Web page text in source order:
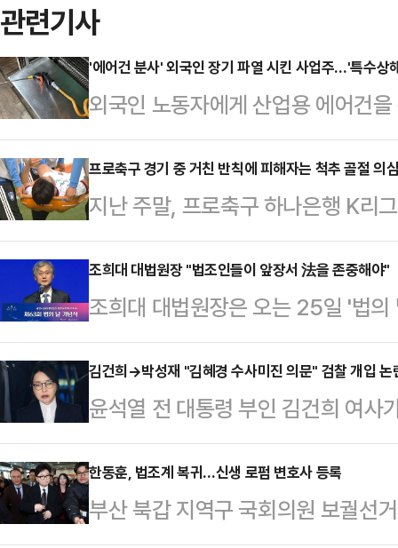
관련기사
'에어건 분사' 외국인 장기 파열 시킨 사업주…'특수
외국인 노동자에게 산업용 에어건
경찰은 구체적인 사건 조사를 진행
범행에 사용된 '에어건'이 위험한
게 적용될 것으로 전망된다. 법조계
실형을 피하기 어렵다고 봤다.전날
는 특수상해 등 혐의를 받은 화성시
씨(60대)에 대한 구속 전 피의자심
다. 증거 인멸 및 도주…
프로축구 경기 중 거친 반칙에 피해자는 척추 골절
지난 주말, 프로축구 하나은행 K리
서 아찔한 장면이 나왔다. 후반 추
리던 대전의 이시다 마사토시(마사
단 결과 마사는 척추 돌기 부분 골
부 축구팬들은 "동업자 정신이 없
다는 주장까지 펼쳤다.이와 관련해
는 선수들이 어느 정도의 접촉·부
일반적인 태클로 인해…
조희대 대법원장 "법조인들이 앞장서 法을 존중해야"
조희대 대법원장은 오는 25일 '법
해 "법조인들이 앞장서 법을 존중
지 끊임없이 성찰해야 한다"고 강
타워에서 열린 제63회 법의 날 기
해석과 판단의 모든 과정에서 국민
등과 정의가 구체적으로 실현된다
다"며 이같이 말했다.조 대법원장
김건희→박성재 "김혜경 수사미진 의문" 검찰 개입
윤석열 전 대통령 부인 김건희 여사
그램 메시지가 법정에 공개되면서
위로 떠오르고 있다. 논란이 사실로
직권남용죄가 직접 적용되는지 여
한동훈, 법조계 복귀…신생 로펌 변호사 등록
부산 북갑 지역구 국회의원 보궐선